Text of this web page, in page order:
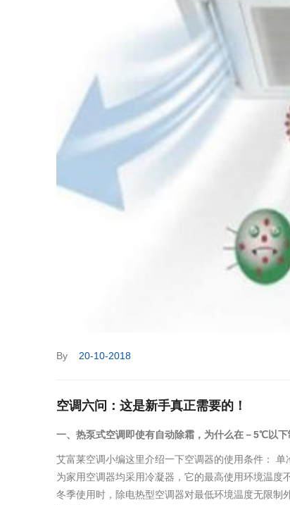
By 20-10-2018
空调六问：这是新手真正需要的！
一、热泵式空调即使有自动除霜，为什么在－5℃以下
艾富莱空调小编这里介绍一下空调器的使用条件：
为家用空调器均采用冷凝器，它的最高使用环境温
冬季使用时，除电热型空调器对最低环境温度无限